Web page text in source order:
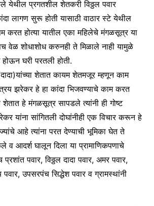
येथील प्रगतशील शेतकरी विठ्ठल पवार
लागण सुरू होती यासाठी वाठार स्टे येथील
करत होत्या यातील एका महिलेचे मंगळसूत्र या
वेळ शोधाशोध करुनही ते मिळाले नाही यामुळे
घरी परतली होती.
शेतात कायम शेतमजूर म्हणून काम
झरेकर हे हा कांदा भिजवण्याचे काम करत
शेतात हे मंगळसूत्र सापडले त्यांनी ही गोष्ट
यांना सांगितली दोघांनीही एक विचार करून हे
आहे त्यांना परत देण्याची भूमिका घेत ते
आदर्श घालून दिला या प्रामाणिकपणाचे
पवार, विठ्ठल दादा पवार, अमर पवार,
उपसरपंच सिद्धेश पवार व ग्रामस्थांनी